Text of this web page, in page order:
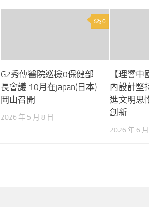
0
G2秀傳醫院巡檢0保健部
長會議 10月在japan(日本)
岡山召開
2026 年 5 月 8 日
【理響中
內設計堅
進文明思
創新
2026 年 6